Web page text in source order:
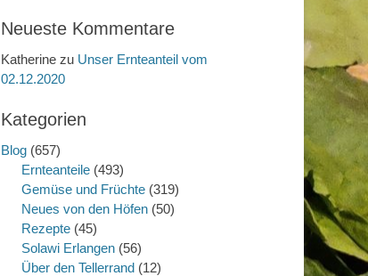
Neueste Kommentare
Katherine zu Unser Ernteanteil vom
02.12.2020
Kategorien
Blog (657)
Ernteanteile(493)
Gemüse und Früchte(319)
Neues von den Höfen(50)
Rezepte(45)
Solawi Erlangen(56)
Über den Tellerrand(12)